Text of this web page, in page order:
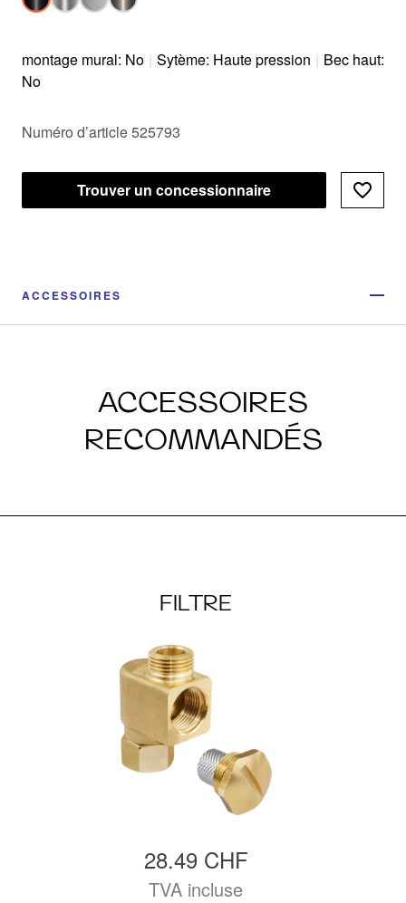
montage mural: No | Sytème: Haute pression | Bec haut:
No
Numéro d’article 525793
Trouver un concessionnaire
ACCESSOIRES
ACCESSOIRES
RECOMMANDÉS
FILTRE
28.49 CHF
TVA incluse